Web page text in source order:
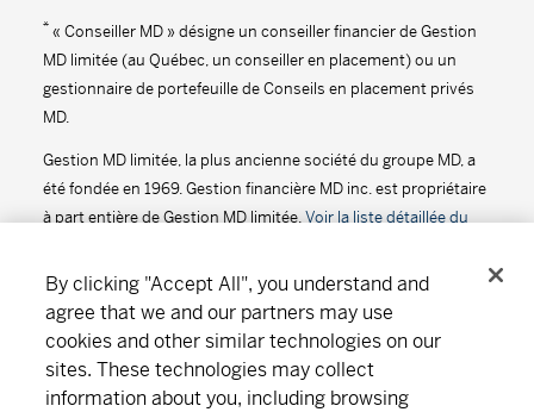
Fonds d'actions MD
Série D - (MDM8050) 13,48 -0,01 -0,07
Série F - (MDM9050) 12,97 -0,01 -0,08
Fonds de revenu stable MD
Série A - (MDL240) 2,60% -0,01 -0,10
Fonds d'obligations MD
* « Conseiller MD » désigne un conseiller financier de Gestion
MD limitée (au Québec, un conseiller en placement) ou un
gestionnaire de portefeuille de Conseils en placement privés
MD.
Gestion MD limitée, la plus ancienne société du groupe MD, a
été fondée en 1969. Gestion financière MD inc. est propriétaire
à part entière de Gestion MD limitée.Voir la liste détaillée du
By clicking "Accept All", you understand and
agree that we and our partners may use
cookies and other similar technologies on our
sites. These technologies may collect
information about you, including browsing